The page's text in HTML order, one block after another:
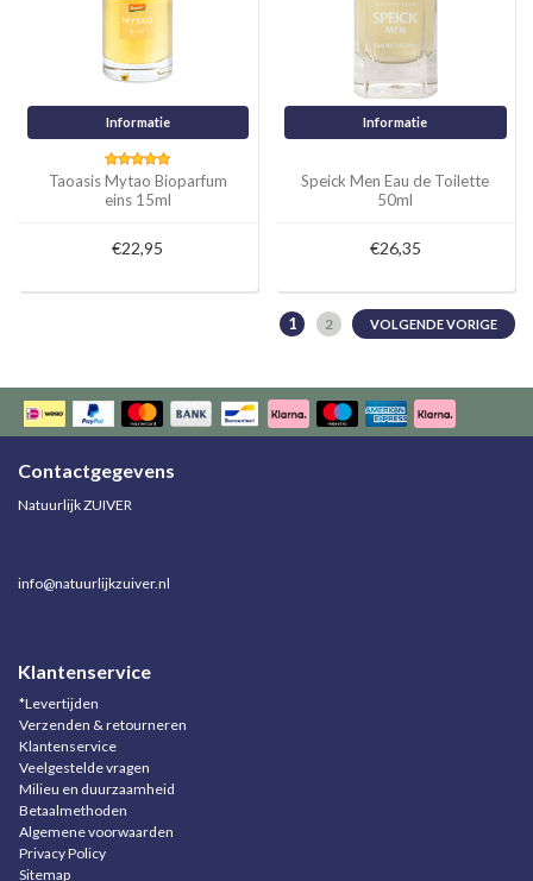
Informatie
Taoasis Mytao Bioparfum
eins 15ml
€22,95
Informatie
Speick Men Eau de Toilette
50ml
€26,35
1 2 VOLGENDE VORIGE
Contactgegevens
Natuurlijk ZUIVER
info@natuurlijkzuiver.nl
Klantenservice
*Levertijden
Verzenden & retourneren
Klantenservice
Veelgestelde vragen
Milieu en duurzaamheid
Betaalmethoden
Algemene voorwaarden
Privacy Policy
Sitemap